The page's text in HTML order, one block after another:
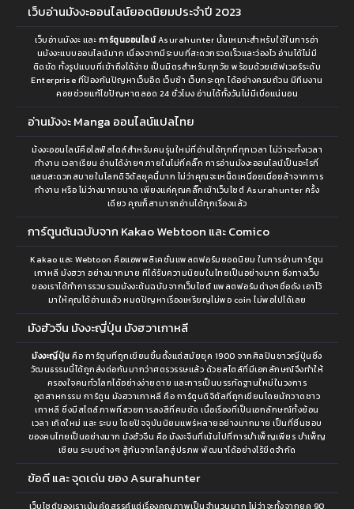
เว็บอ่านมังงะออนไลน์ยอดนิยมประจำปี 2023
เว็บอ่านมังงะ และ การ์ตูนออนไลน์Asurahunter นั้นเหมาะสำหรับใช้ในการอ่า
นมังงะแบบออนไลน์มาก เนื่องจากมีระบบที่สะดวกรวดเร็วและว่องไว อ่านได้ไม่มี
ติดขัด ทั้งรูปแบบที่เข้าถึงได้ง่าย เป็นมิตรสำหรับทุกวัย พร้อมด้วยเซิฟเวอร์ระดับ
Enterprise ที่ป้องกันปัญหาเว็บอืด เว็บช้า เว็บกระตุก ได้อย่างครบถ้วน มีทีมงาน
คอยช่วยแก้ไขปัญหาตลอด 24 ชั่วโมง อ่านได้ทั้งวันไม่มีเบื่อแน่นอน
อ่านมังงะ Manga ออนไลน์แปลไทย
ม้งงะออนไลน์คือไลฟ์สไตล์สำหรับคนรุ่นใหม่ที่อ่านได้ทุกที่ทุกเวลา ไม่ว่าจะทั้งเวลา
ทำงาน เวลาเรียน อ่านได้ง่ายๆภายในไม่กี่คลิ๊ก การอ่านมังงะออนไลน์เป็นอะไรที่
แสนสะดวกสบายในโลกดิจิตัลยุคนี้มาก ไม่ว่าคุณจะเหน็ดเหนื่อยเมื่อยล้าจากการ
ทำงาน หรือ ไม่ว่างมากขนาด เพียงแค่คุณคลิ๊กเข้าเว็บไซต์ Asurahunter ครั้ง
เดียว คุณก็สามารถอ่านได้ทุกเรื่องแล้ว
การ์ตูนต้นฉบับจาก Kakao Webtoon และ Comico
Kakao และ Webtoon คือแอพพลิเคชั่นแพลตฟอร์มยอดนิยม ในการอ่านการ์ตูน
เกาหลี มังฮวา อย่างมากมาย ทีได้รับความนิยมในไทยเป็นอย่างมาก ซึ่งทางเว็บ
ของเราได้ทำการรวบรวมมังงะต้นฉบับจากเว็บไซต์ แพลตฟอร์มต่างๆชื่อดัง เอาไว้
มาให้คุณได้อ่านแล้ว หมดปัญหาเรื่องเหรียญไม่พอ coin ไม่พอไปได้เลย
มังฮัวจีน มังงะญี่ปุ่น มังฮวาเกาหลี
มังงะญี่ปุ่น คือ การ์ตูนที่ถูกเขียนขึ้นตั้งแต่สมัยยุค 1900 จากศิลปินชาวญี่ปุ่นซึ่ง
วัฒนธรรมนี้ได้ถูกส่งต่อกันมากว่าศตรวรรษแล้ว ด้วยสไตล์ที่มีเอกลักษณ์จึงทำให้
ครองใจคนทั่วโลกได้อย่างง่ายดาย และการเป็นบรรทัดฐานใหม่ในวงการ
อุตสาหกรรม การ์ตูน มังฮวาเกาหลี คือ การ์ตูนดิจิตัลที่ถูกเขียนโดยนักวาดชาว
เกาหลี ซึ่งมีสไตล์ภาพที่สวยการลงสีที่คมชัด เนื้อเรื่องที่เป็นเอกลักษณ์ทั้งย้อน
เวลา เกิดใหม่ และ ระบบ โดยปัจจุบันนิยมแพร่หลายอย่างมากมาย เป็นที่ชื่นชอบ
ของคนไทยเป็นอย่างมาก มังฮัวจีน คือ มังงะจีนที่เน้นไปที่การบำเพ็ญเพียร บำเพ็ญ
เซียน ระบบต่างๆ สู้กันจากโลกสู่ปรภพ พัฒนาได้อย่างไร้ขีดจำกัด
ข้อดี และ จุดเด่น ของ Asurahunter
เว็บไซต์ของเราเน้นคัดสรรค์แต่เรื่องคุณภาพเป็นจำนวนมาก ไม่ว่าจะทั้งจากยุค 90